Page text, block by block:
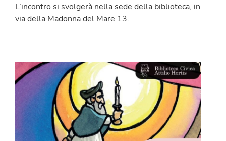
L’incontro si svolgerà nella sede della biblioteca, in
via della Madonna del Mare 13.